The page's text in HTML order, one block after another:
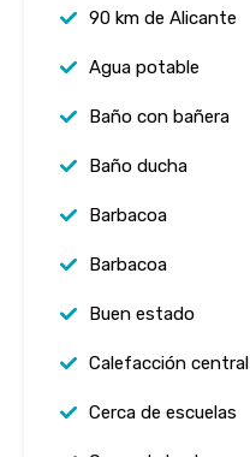
90 km de Alicante
Agua potable
Baño con bañera
Baño ducha
Barbacoa
Barbacoa
Buen estado
Calefacción central
Cerca de escuelas